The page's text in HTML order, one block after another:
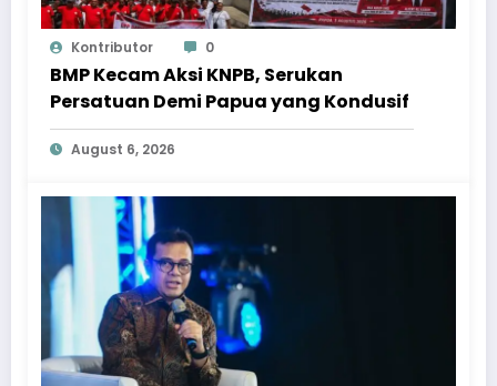
Kontributor 0
BMP Kecam Aksi KNPB, Serukan
Persatuan Demi Papua yang Kondusif
August 6, 2026